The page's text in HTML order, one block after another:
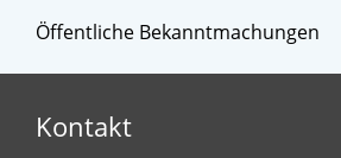
Öffentliche Bekanntmachungen
Kontakt